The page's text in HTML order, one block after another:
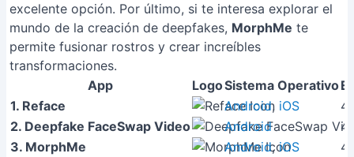
excelente opción. Por último, si te interesa explorar el
mundo de la creación de deepfakes, MorphMe te
permite fusionar rostros y crear increíbles
transformaciones.
App
LogoSistema Operativo
1. Reface
Android, iOS
2. Deepfake FaceSwap Video
Android
3. MorphMe
Android,iOS